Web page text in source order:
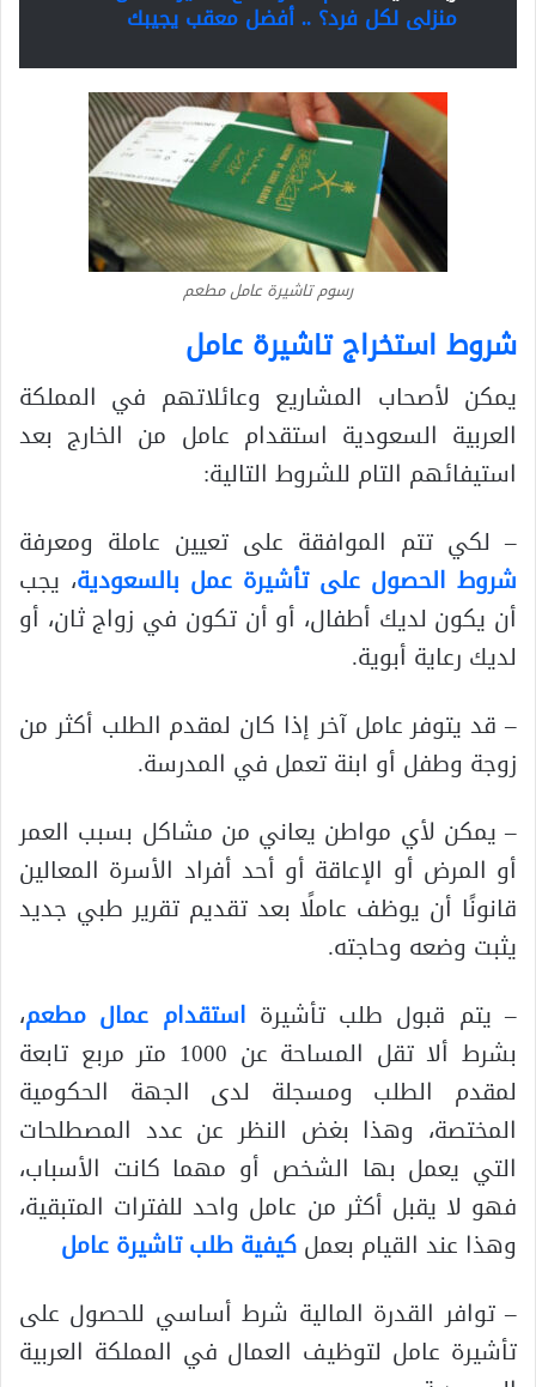
منزلى لكل فرد؟ .. أفضل معقب يجيبك
رسوم تاشيرة عامل مطعم
شروط استخراج تاشيرة عامل
يمكن لأصحاب المشاريع وعائلاتهم في المملكة
العربية السعودية استقدام عامل من الخارج بعد
استيفائهم التام للشروط التالية:
– لكي تتم الموافقة على تعيين عاملة ومعرفة
شروط الحصول على تأشيرة عمل بالسعودية، يجب
أن يكون لديك أطفال، أو أن تكون في زواج ثان، أو
لديك رعاية أبوية.
– قد يتوفر عامل آخر إذا كان لمقدم الطلب أكثر من
زوجة وطفل أو ابنة تعمل في المدرسة.
– يمكن لأي مواطن يعاني من مشاكل بسبب العمر
أو المرض أو الإعاقة أو أحد أفراد الأسرة المعالين
قانونًا أن يوظف عاملًا بعد تقديم تقرير طبي جديد
يثبت وضعه وحاجته.
– يتم قبول طلب تأشيرة استقدام عمال مطعم،
بشرط ألا تقل المساحة عن 1000 متر مربع تابعة
لمقدم الطلب ومسجلة لدى الجهة الحكومية
المختصة، وهذا بغض النظر عن عدد المصطلحات
التي يعمل بها الشخص أو مهما كانت الأسباب،
فهو لا يقبل أكثر من عامل واحد للفترات المتبقية،
وهذا عند القيام بعملكيفية طلب تاشيرة عامل
– توافر القدرة المالية شرط أساسي للحصول على
تأشيرة عامل لتوظيف العمال في المملكة العربية